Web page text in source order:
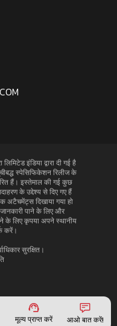
मूल्य प्राप्त करें आओ बात करें!
इंडिया द्वारा दी गई है
स्पेसिफिकेशन रिलीज के
हैं। इस्तेमाल की गई कुछ
के उद्देश्य से दिए गए हैं
अटैचमेंट्स दिखाया गया हो
पाने के लिए और
के लिए कृपया अपने स्थानीय
करें।
सुरक्षित।